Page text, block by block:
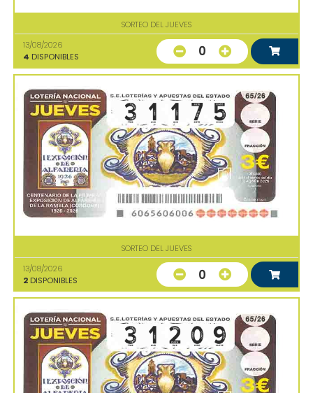
SORTEO DEL JUEVES
13/08/2026
4 DISPONIBLES 0
SORTEO DEL JUEVES
13/08/2026
2 DISPONIBLES 0